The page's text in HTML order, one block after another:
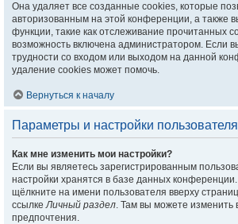
Она удаляет все созданные cookies, которые
авторизованным на этой конференции, а также
функции, такие как отслеживание прочитанных
возможность включена администратором. Если
трудности со входом или выходом на данной
удаление cookies может помочь.
Вернуться к началу
Параметры и настройки пользователя
Как мне изменить мои настройки?
Если вы являетесь зарегистрированным
настройки хранятся в базе данных
щёлкните на имени пользователя вверху
ссылкеЛичный раздел. Там вы можете изменить
предпочтения.